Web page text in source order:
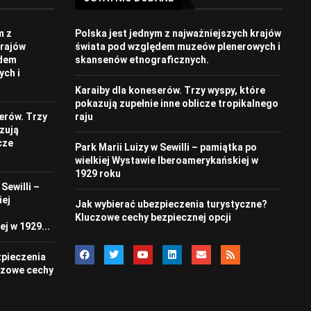
z
i
Trzy
–
w 1929...
cechy
Polska jest jednym z najważniejszych krajów
świata pod względem muzeów plenerowych i
skansenów etnograficznych.
Karaiby dla koneserów. Trzy wyspy, które
pokazują zupełnie inne oblicze tropikalnego
raju
Park Marii Luizy w Sewilli – pamiątka po
wielkiej Wystawie Iberoamerykańskiej w
1929 roku
Jak wybierać ubezpieczenia turystyczne?
Kluczowe cechy bezpiecznej opcji